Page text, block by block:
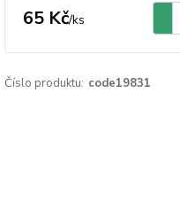
65 Kč/ks
Číslo produktu: code19831